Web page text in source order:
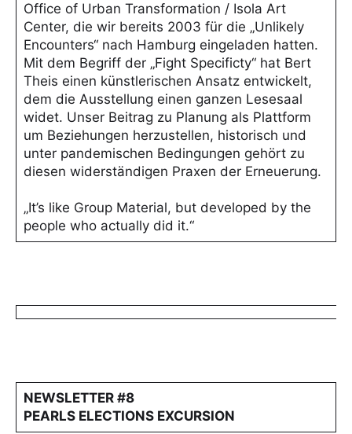
Office of Urban Transformation / Isola Art
Center, die wir bereits 2003 für die „Unlikely
Encounters“ nach Hamburg eingeladen hatten.
Mit dem Begriff der „Fight Specificty“ hat Bert
Theis einen künstlerischen Ansatz entwickelt,
dem die Ausstellung einen ganzen Lesesaal
widet. Unser Beitrag zu Planung als Plattform
um Beziehungen herzustellen, historisch und
unter pandemischen Bedingungen gehört zu
diesen widerständigen Praxen der Erneuerung.
„It’s like Group Material, but developed by the
people who actually did it.“
NEWSLETTER #8
PEARLS ELECTIONS EXCURSION